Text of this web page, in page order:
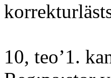
10, teo’1.